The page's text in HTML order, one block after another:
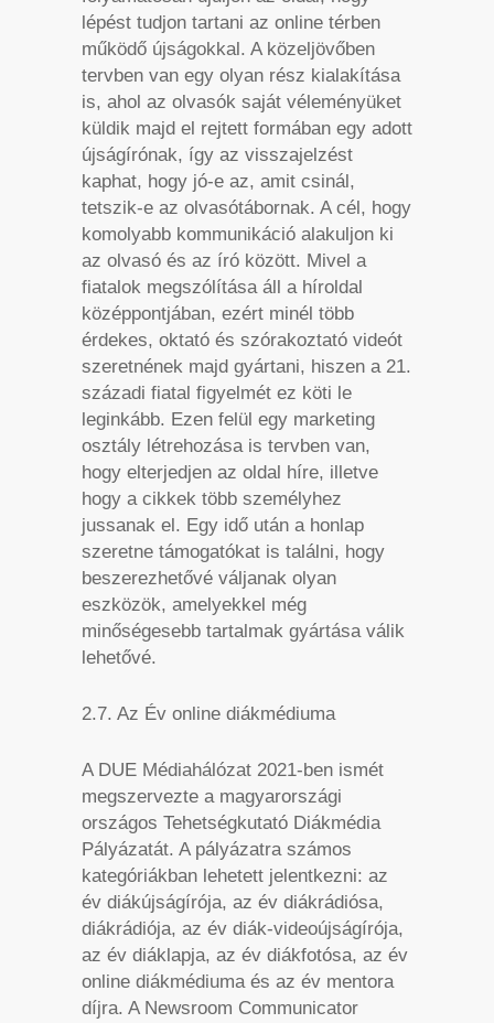
lépést tudjon tartani az online térben
működő újságokkal. A közeljövőben
tervben van egy olyan rész kialakítása
is, ahol az olvasók saját véleményüket
küldik majd el rejtett formában egy adott
újságírónak, így az visszajelzést
kaphat, hogy jó-e az, amit csinál,
tetszik-e az olvasótábornak. A cél, hogy
komolyabb kommunikáció alakuljon ki
az olvasó és az író között. Mivel a
fiatalok megszólítása áll a híroldal
középpontjában, ezért minél több
érdekes, oktató és szórakoztató videót
szeretnének majd gyártani, hiszen a 21.
századi fiatal figyelmét ez köti le
leginkább. Ezen felül egy marketing
osztály létrehozása is tervben van,
hogy elterjedjen az oldal híre, illetve
hogy a cikkek több személyhez
jussanak el. Egy idő után a honlap
szeretne támogatókat is találni, hogy
beszerezhetővé váljanak olyan
eszközök, amelyekkel még
minőségesebb tartalmak gyártása válik
lehetővé.
2.7. Az Év online diákmédiuma
A DUE Médiahálózat 2021-ben ismét
megszervezte a magyarországi
országos Tehetségkutató Diákmédia
Pályázatát. A pályázatra számos
kategóriákban lehetett jelentkezni: az
év diákújságírója, az év diákrádiósa,
diákrádiója, az év diák-videoújságírója,
az év diáklapja, az év diákfotósa, az év
online diákmédiuma és az év mentora
díjra. A Newsroom Communicator